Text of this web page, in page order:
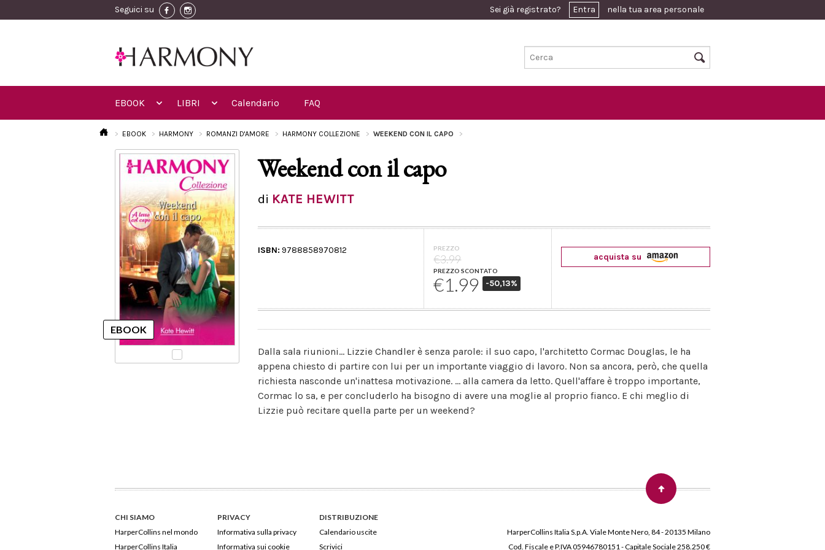
Seguici su Sei già registrato? Entra nella tua area personale
EBOOK LIBRI Calendario FAQ
EBOOK HARMONY ROMANZI D'AMORE HARMONY COLLEZIONE WEEKEND CON IL CAPO
Weekend con il capo
di KATE HEWITT
ISBN: 9788858970812 PREZZO
€3.99
PREZZO SCONTATO
€1.99 -50,13%
acquista su
Dalla sala riunioni... Lizzie Chandler è senza parole: il suo capo, l'architetto Cormac Douglas, le ha
appena chiesto di partire con lui per un importante viaggio di lavoro. Non sa ancora, però, che quella
richiesta nasconde un'inattesa motivazione. ... alla camera da letto. Quell'affare è troppo importante,
Cormac lo sa, e per concluderlo ha bisogno di avere una moglie al proprio fianco. E chi meglio di
Lizzie può recitare quella parte per un weekend?
CHI SIAMO
HarperCollins nel mondo
HarperCollins Italia
PRIVACY
Informativa sulla privacy
Informativa sui cookie
DISTRIBUZIONE
Calendario uscite
Scrivici
HarperCollins Italia S.p.A. Viale Monte Nero, 84 - 20135 Milano
Cod. Fiscale e P.IVA 05946780151 - Capitale Sociale 258.250 €